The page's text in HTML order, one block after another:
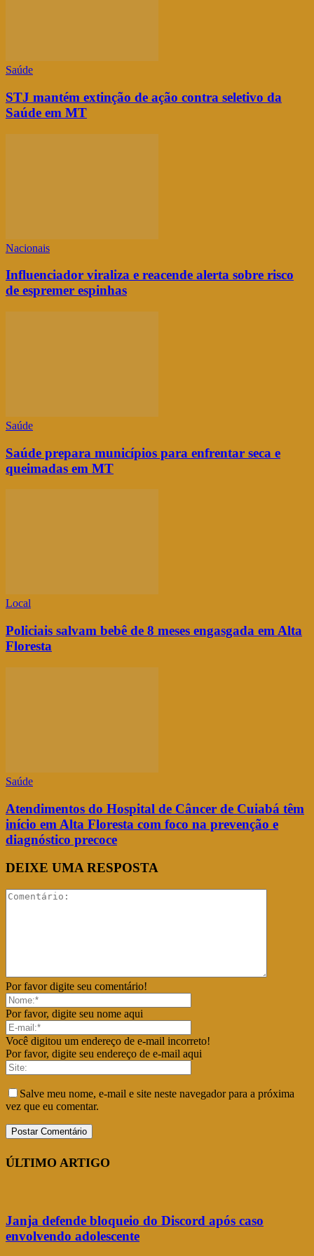
Saúde
STJ mantém extinção de ação contra seletivo da
Saúde em MT
Nacionais
Influenciador viraliza e reacende alerta sobre risco
de espremer espinhas
Saúde
Saúde prepara municípios para enfrentar seca e
queimadas em MT
Local
Policiais salvam bebê de 8 meses engasgada em Alta
Floresta
Saúde
Atendimentos do Hospital de Câncer de Cuiabá têm
início em Alta Floresta com foco na prevenção e
diagnóstico precoce
DEIXE UMA RESPOSTA
Por favor digite seu comentário!
Por favor, digite seu nome aqui
Você digitou um endereço de e-mail incorreto!
Por favor, digite seu endereço de e-mail aqui
Salve meu nome, e-mail e site neste navegador para a próxima
vez que eu comentar.
ÚLTIMO ARTIGO
Janja defende bloqueio do Discord após caso
envolvendo adolescente